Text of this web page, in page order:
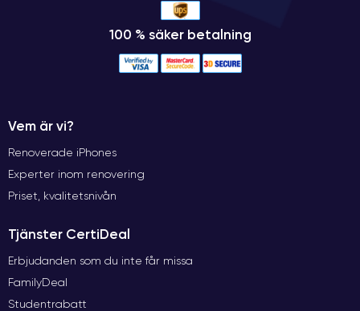
100 % säker betalning
Vem är vi?
Renoverade iPhones
Experter inom renovering
Priset, kvalitetsnivån
Tjänster CertiDeal
Erbjudanden som du inte får missa
FamilyDeal
Studentrabatt